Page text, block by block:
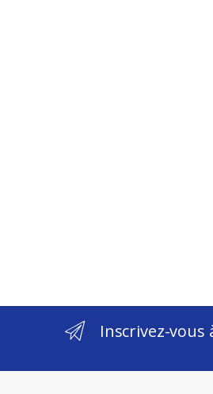
Inscrivez-vous